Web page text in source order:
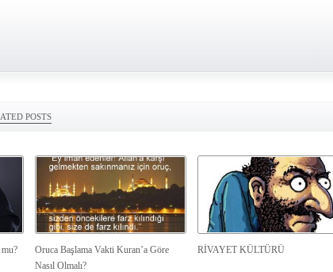
POSTS
Oruca Başlama Vakti Kuran’a Göre
Nasıl Olmalı?
RİVAYET KÜLTÜRÜ